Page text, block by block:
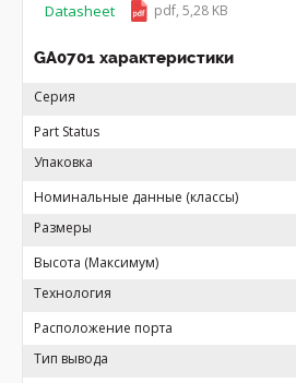
Datasheet pdf, 5,28 KB
GA0701 характеристики
Серия
Part Status
Упаковка
Номинальные данные (классы)
Размеры
Высота (Максимум)
Технология
Расположение порта
Тип вывода